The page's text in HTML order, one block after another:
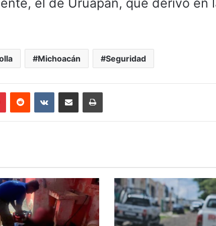
el de Uruapan, que derivó en
Michoacán Seguridad
PinterestReddit VKontakteCompartir por correo electrónicoImprimir